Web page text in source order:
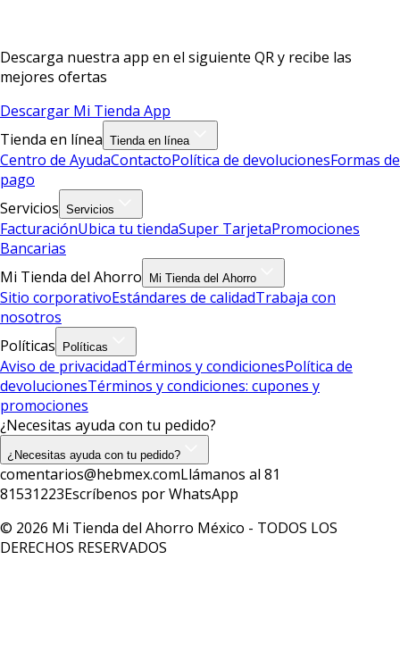
Descarga nuestra app en el siguiente QR y recibe las
mejores ofertas
Descargar Mi Tienda App
Tienda en línea Tienda en línea
Centro de AyudaContactoPolítica de devolucionesFormas de
pago
Servicios Servicios
FacturaciónUbica tu tiendaSuper TarjetaPromociones
Bancarias
Mi Tienda del Ahorro
Mi Tienda del Ahorro
Sitio corporativoEstándares de calidadTrabaja con
nosotros
Políticas
Políticas
Aviso de privacidadTérminos y condicionesPolítica de
devolucionesTérminos y condiciones: cupones y
promociones
¿Necesitas ayuda con tu pedido?
¿Necesitas ayuda con tu pedido?
comentarios@hebmex.comLlámanos al 81
81531223Escríbenos por WhatsApp
© 2026 Mi Tienda del Ahorro México - TODOS LOS
DERECHOS RESERVADOS